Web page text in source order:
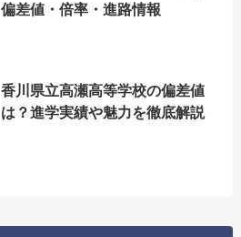
偏差値・倍率・進路情報
香川県立高瀬高等学校の偏差値
は？進学実績や魅力を徹底解説